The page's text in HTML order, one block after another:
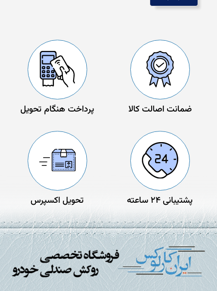
ضمانت اصالت کالا پرداخت هنگام تحویل
پشتیبانی 24 ساعته تحویل اکسپرس